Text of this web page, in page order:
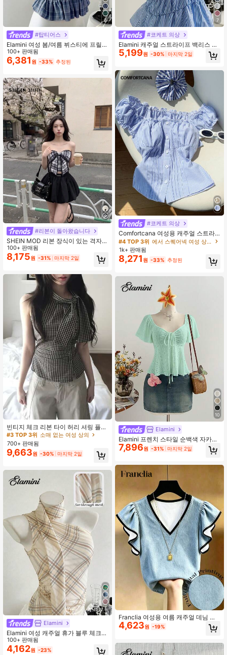
4.81 1.1M 팔로워
6
#탑티어스
Elamini 여성 봄/여름 뷔스티에 프릴
트림 보우 타이 슬림핏 크롭 탑
100+ 판매됨
6,381 원 -33% 추정된
#리본이 돌아왔습니다
SHEIN MOD 리본 장식이 있는 격자무
늬 스트랩리스 탑
100+ 판매됨
8,175원 -31% 마지막 2일
빈티지 체크 리본 타이 허리 셔링 플리
츠 디자인 슬림핏 민소매 탱크탑 우아
한 여름 휴가용 블랙 탑
#3 TOP 3위
소매 없는 여성 상의
거의 매진!
#3 TOP 3위 소매 없는 여성 상의
거의 매진!
#3 TOP 3위 소매 없는 여성 상의
거의 매진!
#3 TOP 3위
거의 매진!
700+ 판매됨
9,663원 -30% 마지막 2일
5
Elamini
Elamini 여성 캐주얼 휴가 블루 체크
비대칭 어깨 민소매 홀터넥 쉬폰 타이
스트랩 탱크 탑
100+ 판매됨
4,162원 -23%
7
#코케트 의상
Elamini 캐주얼 스트라이프 백리스 홀
터 탑, 여름
5,199원 -30% 마지막 2일
#코케트 의상
Comfortcana 여성용 캐주얼 스트라
이프 퍼프 슬리브 싱글 브레스트 블라
우스, 여름
#4 TOP 3위
에서 스퀘어넥 여성 상의, 블라우스 & 티
1k+ 판매됨
8,271 원 -33% 추정된
10
Elamini
Elamini 프렌치 스타일 순백색 자카드
드로스트링 브이넥 반팔 슬림핏 캐주
얼 다용도 여성용 탑
7,896원 -31% 마지막 2일
Franclia 여성용 여름 캐주얼 데님 효
과 프린트 러플 트림 탑
4,623원 -19%